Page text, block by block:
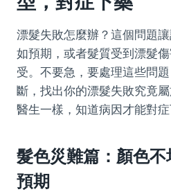
漂髮失敗怎麼辦？這個問題
如預期，或者髮質受到漂髮
受。不要急，要處理這些問
斷，找出你的漂髮失敗究竟
醫生一樣，知道病因才能對症
髮色災難篇：顏色
預期